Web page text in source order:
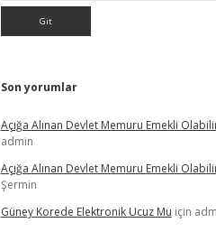
Son yorumlar
Açığa Alınan Devlet Memuru Emekli
admin
Açığa Alınan Devlet Memuru Emekli
Şermin
Güney Korede Elektronik Ucuz Mu için